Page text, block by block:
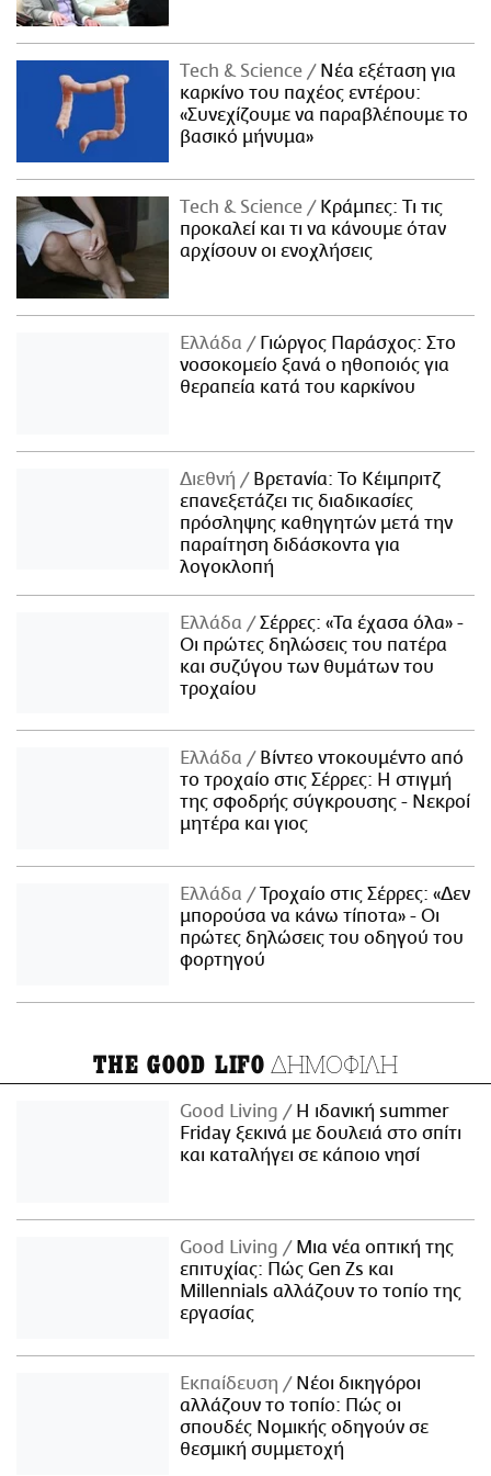
Τech & Science
Νέα εξέταση για
καρκίνο του παχέος εντέρου:
«Συνεχίζουμε να παραβλέπουμε το
βασικό μήνυμα»
Τech & Science
Κράμπες: Τι τις
προκαλεί και τι να κάνουμε όταν
αρχίσουν οι ενοχλήσεις
Ελλάδα
Γιώργος Παράσχος: Στο
νοσοκομείο ξανά ο ηθοποιός για
θεραπεία κατά του καρκίνου
Διεθνή
Βρετανία: Το Κέιμπριτζ
επανεξετάζει τις διαδικασίες
πρόσληψης καθηγητών μετά την
παραίτηση διδάσκοντα για
λογοκλοπή
Ελλάδα
Σέρρες: «Τα έχασα όλα» -
Οι πρώτες δηλώσεις του πατέρα
και συζύγου των θυμάτων του
τροχαίου
Ελλάδα
Βίντεο ντοκουμέντο από
το τροχαίο στις Σέρρες: Η στιγμή
της σφοδρής σύγκρουσης - Νεκροί
μητέρα και γιος
Ελλάδα
Τροχαίο στις Σέρρες: «Δεν
μπορούσα να κάνω τίποτα» - Οι
πρώτες δηλώσεις του οδηγού του
φορτηγού
THE GOOD LIFO ΔΗΜΟΦΙΛΗ
Good Living
Η ιδανική summer
Friday ξεκινά με δουλειά στο σπίτι
και καταλήγει σε κάποιο νησί
Good Living
Μια νέα οπτική της
επιτυχίας: Πώς Gen Zs και
Millennials αλλάζουν το τοπίο της
εργασίας
Εκπαίδευση
Νέοι δικηγόροι
αλλάζουν το τοπίο: Πώς οι
σπουδές Νομικής οδηγούν σε
θεσμική συμμετοχή